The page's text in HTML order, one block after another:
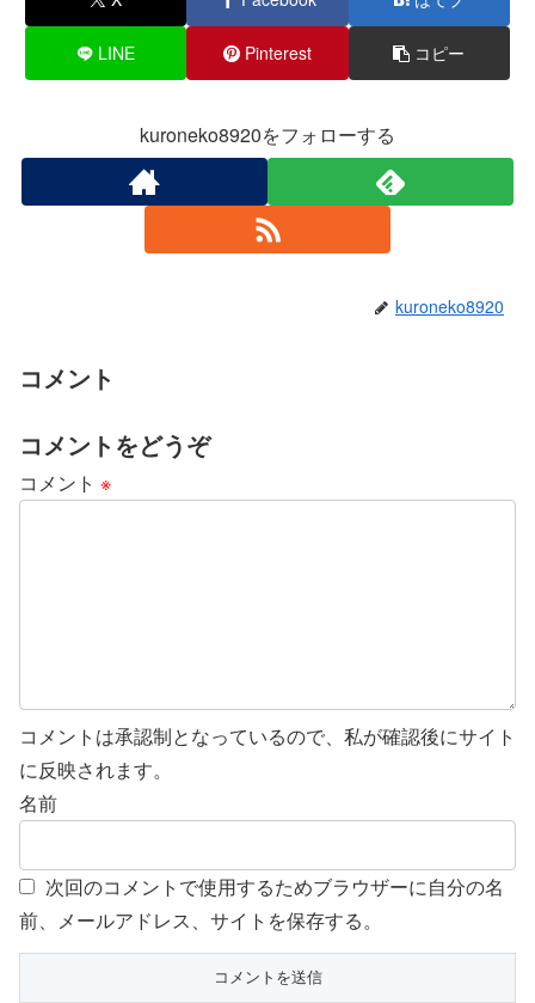
LINE Pinterest コピー
kuroneko8920をフォローする
kuroneko8920
コメント
コメントをどうぞ
コメント ※
コメントは承認制となっているので、私が確認後にサイト
に反映されます。
名前
次回のコメントで使用するためブラウザーに自分の名
前、メールアドレス、サイトを保存する。